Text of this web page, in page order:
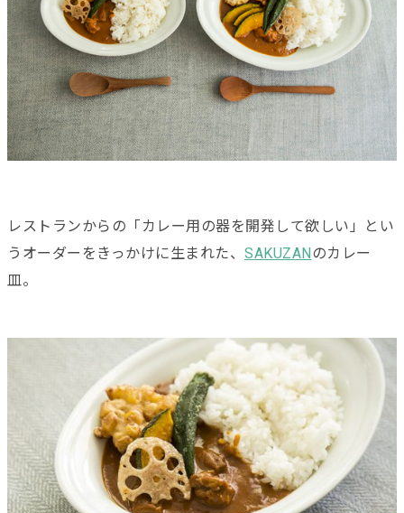
レストランからの「カレー用の器を開発して欲しい」とい
うオーダーをきっかけに生まれた、 SAKUZAN のカレー
皿。